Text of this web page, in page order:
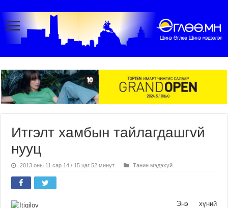
Итгэлт хамбын тайлагдашгvй
нууц
2013 оны 11 сар 14 / 15 цаг 52 минут Танин мэдэхүй
Энэ хүний